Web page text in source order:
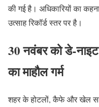
की गई है। अधिकारियों का
उत्साह रिकॉर्ड स्तर पर है।
30 नवंबर को डे-
का माहौल गर्म
शहर के होटलों, कैफे और खेल